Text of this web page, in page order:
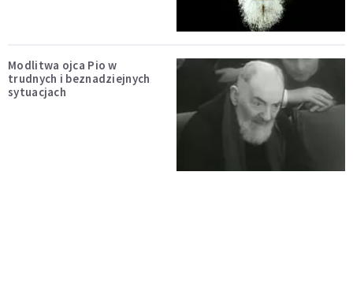
Modlitwa ojca Pio w
trudnych i beznadziejnych
sytuacjach